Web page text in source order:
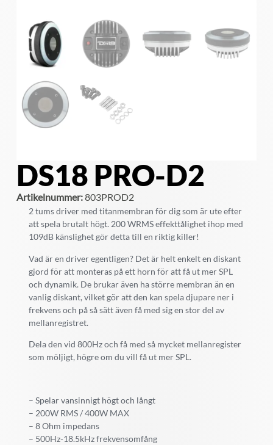
DS18 PRO-D2
Artikelnummer:803PROD2
2 tums driver med titanmembran för dig som är ute efter
att spela brutalt högt. 200 WRMS effekttålighet ihop med
109dB känslighet gör detta till en riktig killer!
Vad är en driver egentligen? Det är helt enkelt en diskant
gjord för att monteras på ett horn för att få ut mer SPL
och dynamik. De brukar även ha större membran än en
vanlig diskant, vilket gör att den kan spela djupare ner i
frekvens och på så sätt även få med sig en stor del av
mellanregistret.
Dela den vid 800Hz och få med så mycket mellanregister
som möljigt, högre om du vill få ut mer SPL.
– Spelar vansinnigt högt och långt
– 200W RMS / 400W MAX
– 8 Ohm impedans
– 500Hz-18.5kHz frekvensomfång